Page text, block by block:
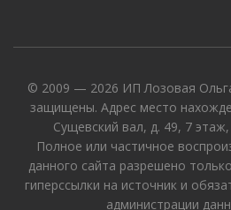
© 2009 — 2026 ИП Лозовая
защищены. Адрес место
Сущевский вал, д. 49, 7
Полное или частичное
данного сайта разрешено
гиперссылки на источник и
администрации